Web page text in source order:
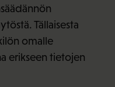
Tällaisesta
omalle
erikseen tietojen